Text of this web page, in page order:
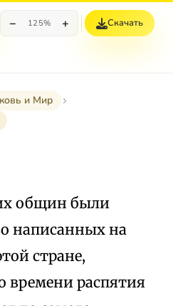
− 125% + Скачать
и Мир
общин были
написанных на
стране,
времени распятия